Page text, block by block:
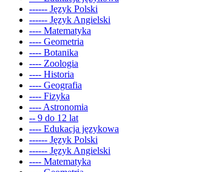
------ Język Polski
------ Język Angielski
---- Matematyka
---- Geometria
---- Botanika
---- Zoologia
---- Historia
---- Geografia
---- Fizyka
---- Astronomia
-- 9 do 12 lat
---- Edukacja językowa
------ Język Polski
------ Język Angielski
---- Matematyka